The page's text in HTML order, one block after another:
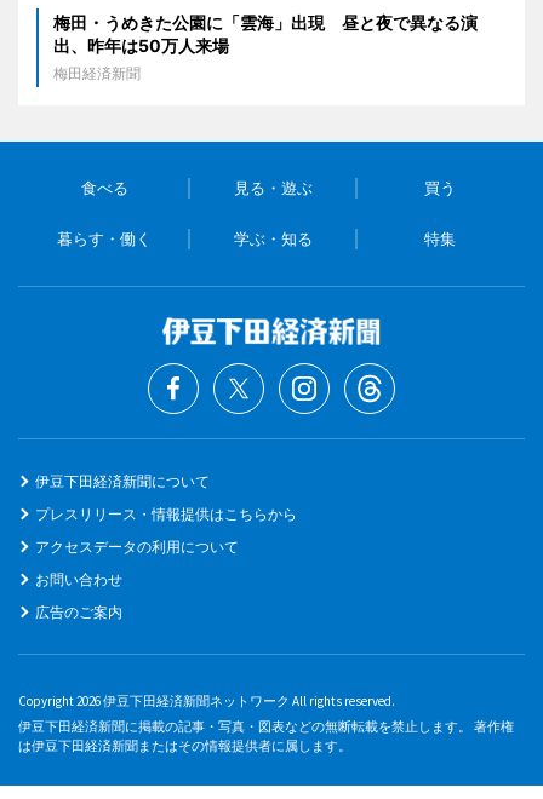
梅田・うめきた公園に「雲海」出現 昼と夜で異なる演
出、昨年は50万人来場
梅田経済新聞
食べる 見る・遊ぶ 買う
暮らす・働く 学ぶ・知る 特集
伊豆下田経済新聞について
プレスリリース・情報提供はこちらから
アクセスデータの利用について
お問い合わせ
広告のご案内
Copyright 2026 伊豆下田経済新聞ネットワーク All rights reserved.
伊豆下田経済新聞に掲載の記事・写真・図表などの無断転載を禁止します。 著作権
は伊豆下田経済新聞またはその情報提供者に属します。